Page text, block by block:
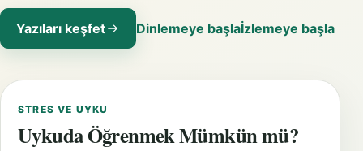
Yazıları keşfet Dinlemeye başlaİzlemeye başla
STRES VE UYKU
Uykuda Öğrenmek Mümkün mü?